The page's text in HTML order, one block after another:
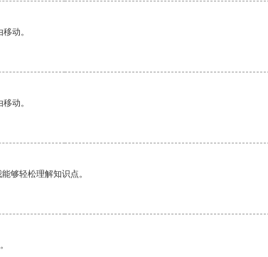
动。
动。
够轻松理解知识点。